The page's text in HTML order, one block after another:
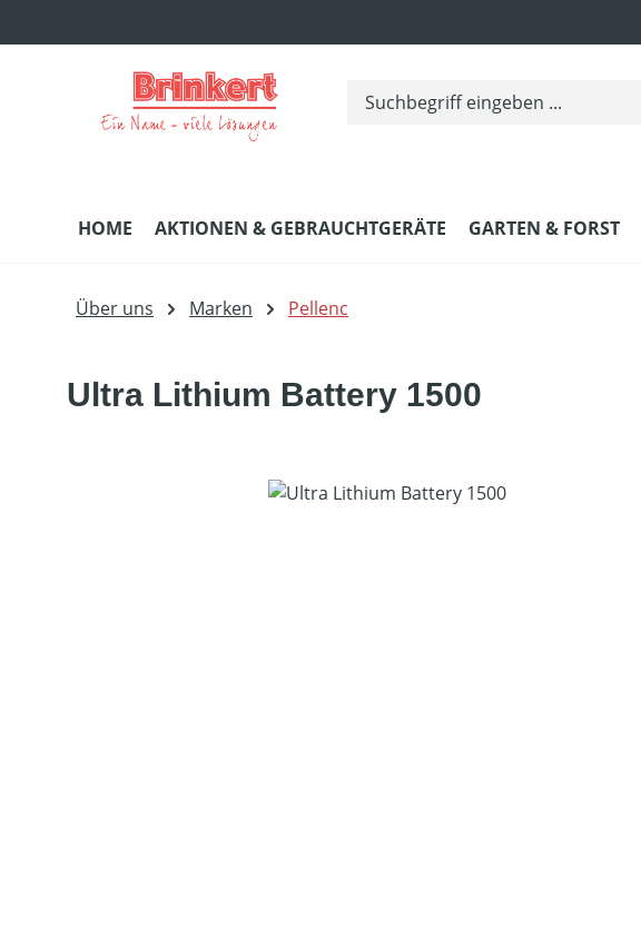
HOME AKTIONEN & GEBRAUCHTGERÄTE GARTEN & FORST
Über uns Marken Pellenc
Ultra Lithium Battery 1500
Bildergalerie überspringen